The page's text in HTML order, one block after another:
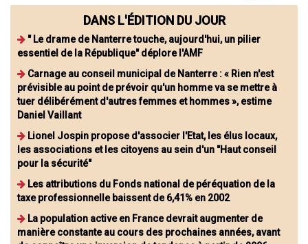
DANS L'ÉDITION DU JOUR
" Le drame de Nanterre touche, aujourd'hui, un pilier
essentiel de la République" déplore l'AMF
Carnage au conseil municipal de Nanterre : « Rien n'est
prévisible au point de prévoir qu'un homme va se mettre à
tuer délibérément d'autres femmes et hommes », estime
Daniel Vaillant
Lionel Jospin propose d'associer l'Etat, les élus locaux,
les associations et les citoyens au sein d'un "Haut conseil
pour la sécurité"
Les attributions du Fonds national de péréquation de la
taxe professionnelle baissent de 6,41% en 2002
La population active en France devrait augmenter de
manière constante au cours des prochaines années, avant